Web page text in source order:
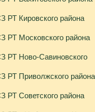
Кировского района
РТ Московского района
РТ Ново-Савиновского
РТ Приволжского района
Советского района